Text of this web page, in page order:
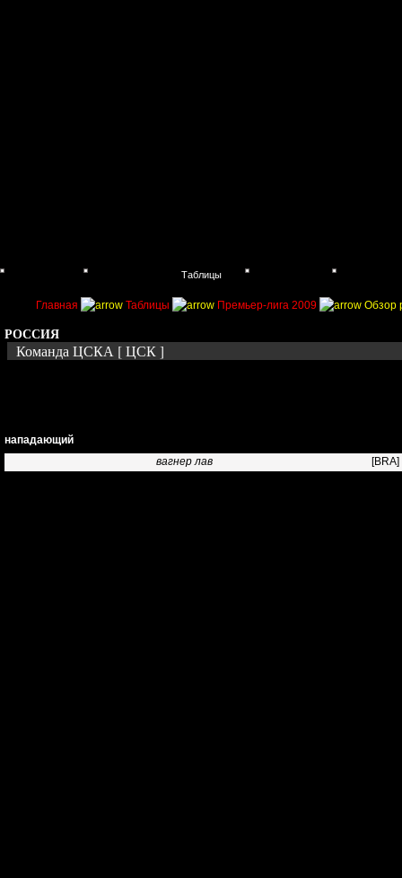
Таблицы
Главная Таблицы Премьер-лига 2009 Обзор
РОССИЯ
Команда ЦСКА [ ЦСК ]
нападающий
вагнер лав
[BRA]